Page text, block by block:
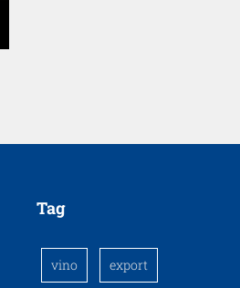
Tag
vino export